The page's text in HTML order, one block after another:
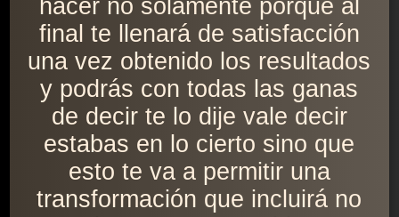
hacer no solamente porque al
final te llenará de satisfacción
una vez obtenido los resultados
y podrás con todas las ganas
de decir te lo dije vale decir
estabas en lo cierto sino que
esto te va a permitir una
transformación que incluirá no